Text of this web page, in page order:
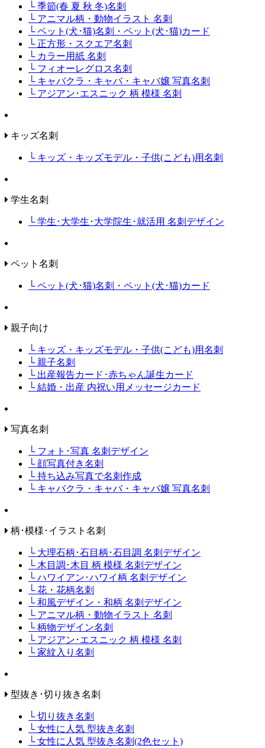
└ 季節(春 夏 秋 冬)名刺
└ アニマル柄・動物イラスト 名刺
└ ペット(犬･猫)名刺・ペット(犬･猫)カード
└ 正方形・スクエア名刺
└ カラー用紙 名刺
└ フィオーレグロス名刺
└ キャバクラ・キャバ・キャバ嬢 写真名刺
└ アジアン･エスニック 柄 模様 名刺
キッズ名刺
└ キッズ・キッズモデル・子供(こども)用名刺
学生名刺
└ 学生･大学生･大学院生･就活用 名刺デザイン
ペット名刺
└ ペット(犬･猫)名刺・ペット(犬･猫)カード
親子向け
└ キッズ・キッズモデル・子供(こども)用名刺
└ 親子名刺
└ 出産報告カード･赤ちゃん誕生カード
└ 結婚・出産 内祝い用メッセージカード
写真名刺
└ フォト･写真 名刺デザイン
└ 顔写真付き名刺
└ 持ち込み写真で名刺作成
└ キャバクラ・キャバ・キャバ嬢 写真名刺
柄･模様･イラスト名刺
└ 大理石柄･石目柄･石目調 名刺デザイン
└ 木目調･木目 柄 模様 名刺デザイン
└ ハワイアン･ハワイ柄 名刺デザイン
└ 花・花柄名刺
└ 和風デザイン・和柄 名刺デザイン
└ アニマル柄・動物イラスト 名刺
└ 柄物デザイン名刺
└ アジアン･エスニック 柄 模様 名刺
└ 家紋入り名刺
型抜き･切り抜き名刺
└ 切り抜き名刺
└ 女性に人気 型抜き名刺
└ 女性に人気 型抜き名刺(2色セット)